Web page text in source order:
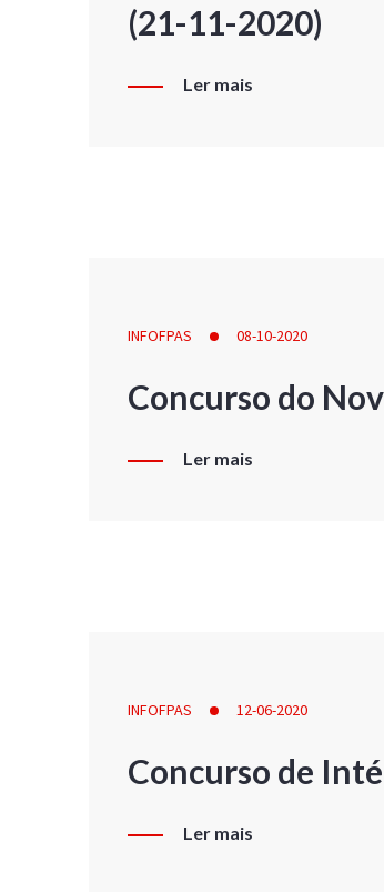
(21-11-2020)
Ler mais
INFOFPAS 08-10-2020
Concurso do
Ler mais
INFOFPAS 12-06-2020
Concurso de
Ler mais